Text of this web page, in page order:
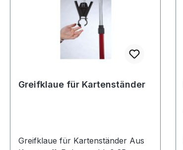
Greifklaue für Kartenständer
Greifklaue für Kartenständer Aus